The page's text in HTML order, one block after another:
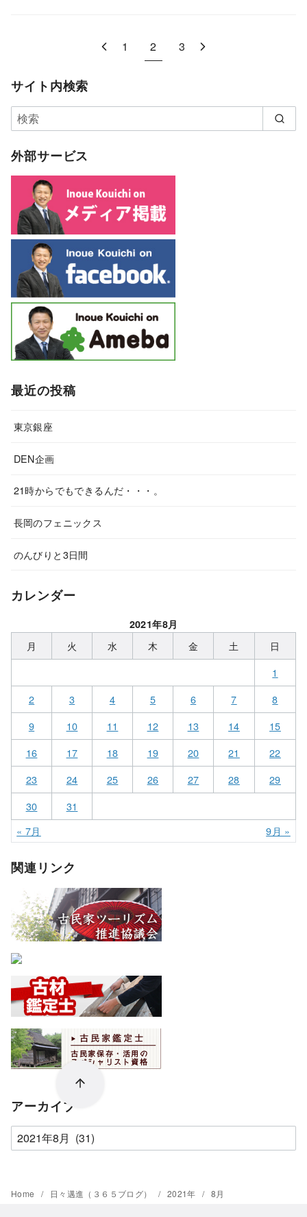
1 2 3
サイト内検索
外部サービス
最近の投稿
東京銀座
DEN企画
21時からでもできるんだ・・・。
長岡のフェニックス
のんびりと3日間
カレンダー
2021年8月
月 火 水 木 金 土
日
1
2
3 4 5 6 7
8
9
10 11 12 13 14
15
16
17 18 19 20 21
22
23
24 25 26 27 28
29
30
31
« 7月
9月 »
関連リンク
アーカイブ
ア
ー
イ
Home 日々邁進（３６５ブログ） 2021年 8月